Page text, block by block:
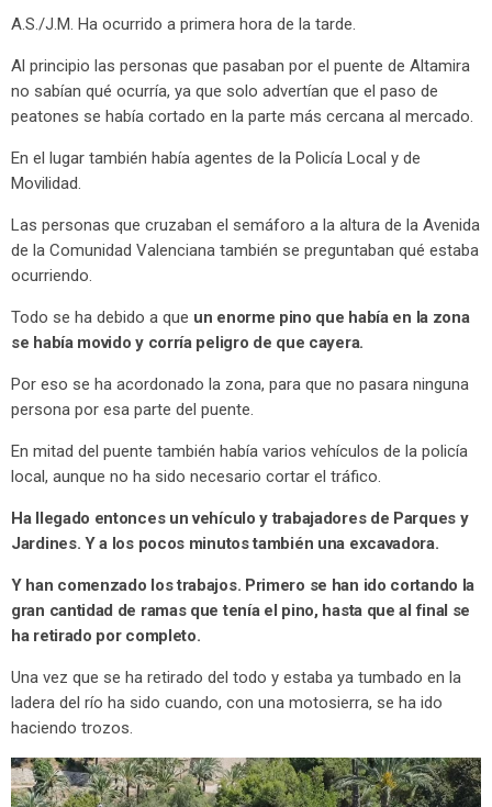
A.S./J.M. Ha ocurrido a primera hora de la tarde.
Al principio las personas que pasaban por el puente de Altamira
no sabían qué ocurría, ya que solo advertían que el paso de
peatones se había cortado en la parte más cercana al mercado.
En el lugar también había agentes de la Policía Local y de
Movilidad.
Las personas que cruzaban el semáforo a la altura de la Avenida
de la Comunidad Valenciana también se preguntaban qué estaba
ocurriendo.
Todo se ha debido a que un enorme pino que había en la zona
se había movido y corría peligro de que cayera.
Por eso se ha acordonado la zona, para que no pasara ninguna
persona por esa parte del puente.
En mitad del puente también había varios vehículos de la policía
local, aunque no ha sido necesario cortar el tráfico.
Ha llegado entonces un vehículo y trabajadores de Parques y
Jardines. Y a los pocos minutos también una excavadora.
Y han comenzado los trabajos. Primero se han ido cortando la
gran cantidad de ramas que tenía el pino, hasta que al final se
ha retirado por completo.
Una vez que se ha retirado del todo y estaba ya tumbado en la
ladera del río ha sido cuando, con una motosierra, se ha ido
haciendo trozos.